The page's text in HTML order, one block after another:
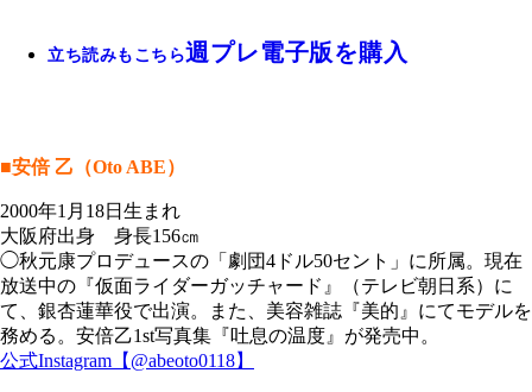
立ち読みもこちら週プレ電子版を購入
■安倍 乙（Oto ABE）
2000年1月18日生まれ
大阪府出身 身長156㎝
◯秋元康プロデュースの「劇団4ドル50セント」に所属。現在
放送中の『仮面ライダーガッチャード』（テレビ朝日系）に
て、銀杏蓮華役で出演。また、美容雑誌『美的』にてモデルを
務める。安倍乙1st写真集『吐息の温度』が発売中。
公式Instagram【@abeoto0118】